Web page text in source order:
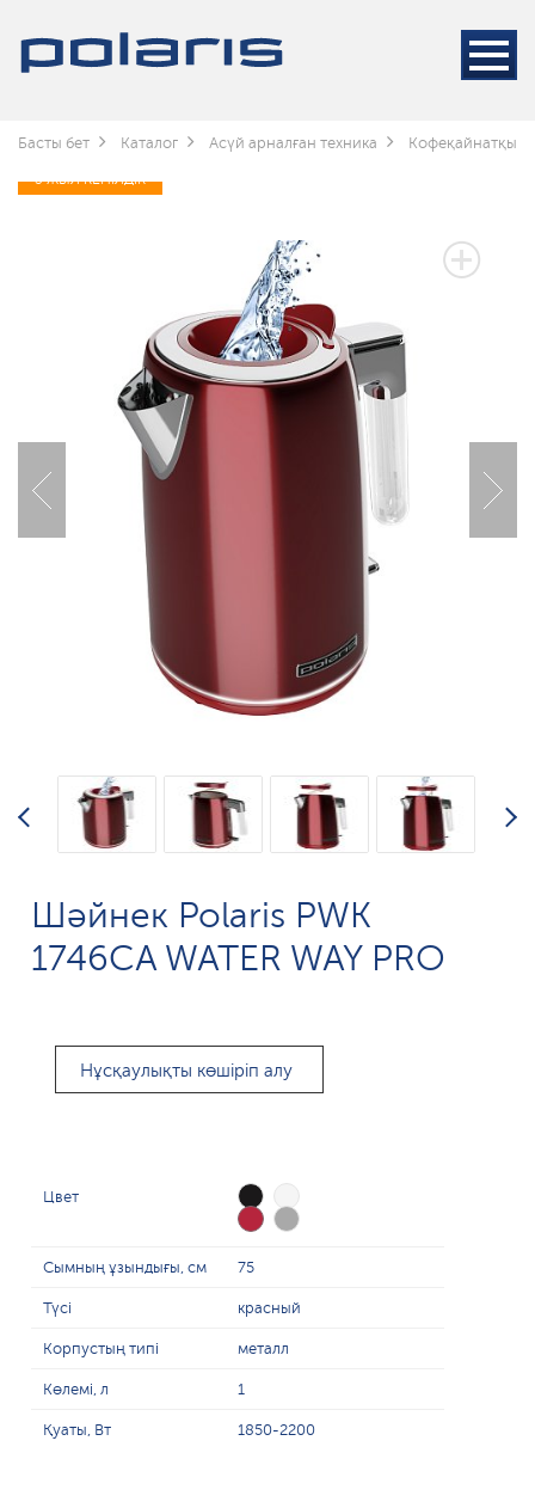
Басты бет Каталог Асүй арналған техника
3 ЖЫЛ КЕПІЛДІК
Шәйнек Polaris PWK
1746CA WATER WAY PRO
Нұсқаулықты көшіріп алу
Цвет
Сымның ұзындығы, см 75
Түсі красный
Корпустың типі металл
Көлемі, л 1
Қуаты, Вт 1850-2200